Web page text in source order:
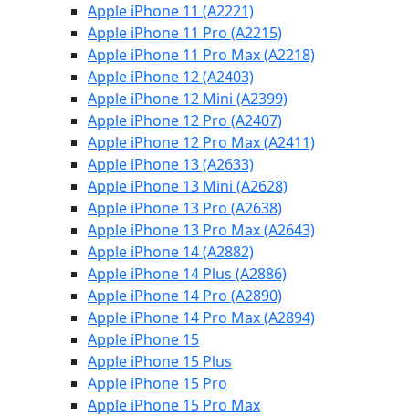
Apple iPhone 11 (A2221)
Apple iPhone 11 Pro (A2215)
Apple iPhone 11 Pro Max (A2218)
Apple iPhone 12 (A2403)
Apple iPhone 12 Mini (A2399)
Apple iPhone 12 Pro (A2407)
Apple iPhone 12 Pro Max (A2411)
Apple iPhone 13 (A2633)
Apple iPhone 13 Mini (A2628)
Apple iPhone 13 Pro (A2638)
Apple iPhone 13 Pro Max (A2643)
Apple iPhone 14 (A2882)
Apple iPhone 14 Plus (A2886)
Apple iPhone 14 Pro (A2890)
Apple iPhone 14 Pro Max (A2894)
Apple iPhone 15
Apple iPhone 15 Plus
Apple iPhone 15 Pro
Apple iPhone 15 Pro Max